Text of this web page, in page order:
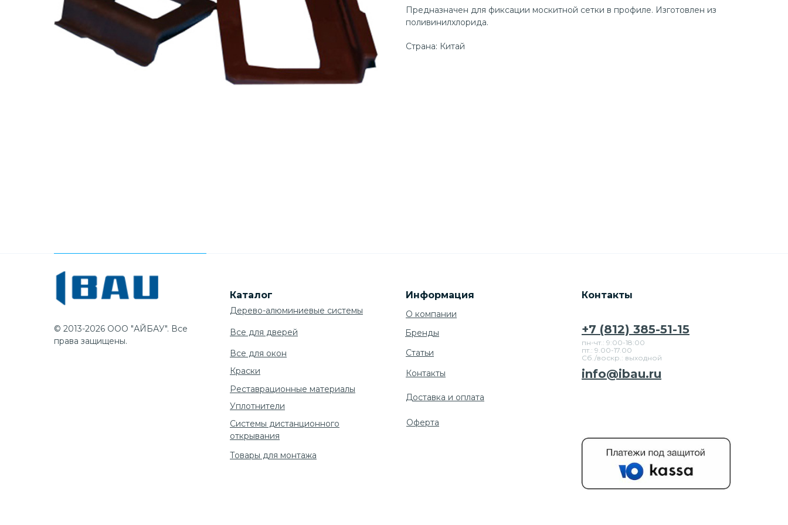
Предназначен для фиксации москитной сетки в профиле. Изготовлен из
поливинилхлорида.
Страна: Китай
+7 (812) 385-51-15
пн-чт.: 9:00-18:00
пт.: 9.00-17.00
Сб./воскр.: выходной
Каталог Информация Контакты
Дерево-алюминиевые системы
Все для дверей
Все для окон
Товары для монтажа
Реставрационные материалы
Уплотнители
info@ibau.ru
© 2013-2026 ООО "АЙБАУ". Все
права защищены.
О компании
Cтатьи
Контакты
Доставка и оплата
Оферта
Системы дистанционного
открывания
Краски
Бренды